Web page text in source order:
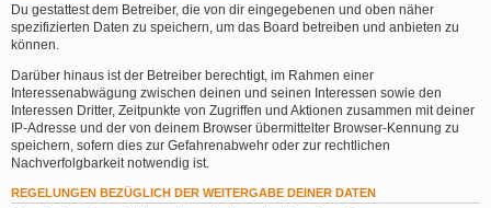
Du gestattest dem Betreiber, die von dir eingegebenen und oben näher
spezifizierten Daten zu speichern, um das Board betreiben und anbieten zu
können.
Darüber hinaus ist der Betreiber berechtigt, im Rahmen einer
Interessenabwägung zwischen deinen und seinen Interessen sowie den
Interessen Dritter, Zeitpunkte von Zugriffen und Aktionen zusammen mit deiner
IP-Adresse und der von deinem Browser übermittelter Browser-Kennung zu
speichern, sofern dies zur Gefahrenabwehr oder zur rechtlichen
Nachverfolgbarkeit notwendig ist.
REGELUNGEN BEZÜGLICH DER WEITERGABE DEINER DATEN